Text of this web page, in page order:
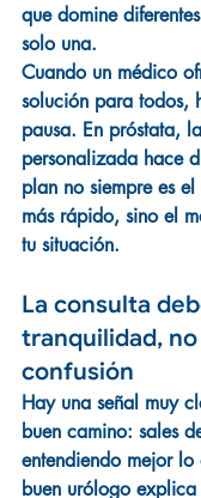
que domine
solo una.
Cuando un médico
solución para todos,
pausa. En próstata,
personalizada hace
plan no siempre es
más rápido, sino el
tu situación.
La consulta
tranquilidad,
confusión
Hay una señal muy
buen camino: sales
entendiendo mejor lo
buen urólogo